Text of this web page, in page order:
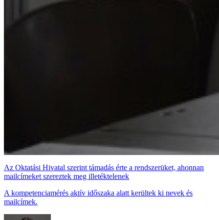
Az Oktatási Hivatal szerint támadás érte a rendszerüket, ahonnan
mailcímeket szereztek meg illetéktelenek
A kompetenciamérés aktív időszaka alatt kerültek ki nevek és
mailcímek.